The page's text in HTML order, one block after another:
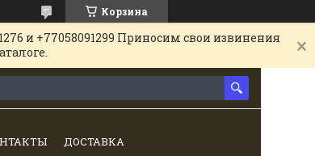
Корзина
и +77058091299 Приносим свои извинения
ДОСТАВКА